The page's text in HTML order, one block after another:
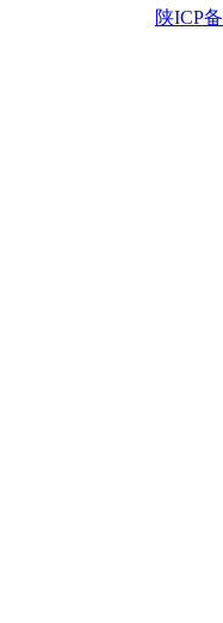
陕ICP